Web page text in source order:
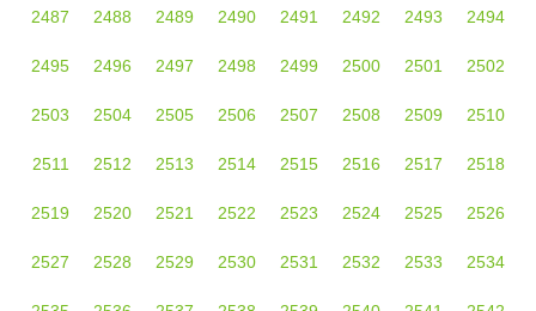
2487 2488 2489 2490 2491 2492 2493 2494
2495 2496 2497 2498 2499 2500 2501 2502
2503 2504 2505 2506 2507 2508 2509 2510
2511 2512 2513 2514 2515 2516 2517 2518
2519 2520 2521 2522 2523 2524 2525 2526
2527 2528 2529 2530 2531 2532 2533 2534